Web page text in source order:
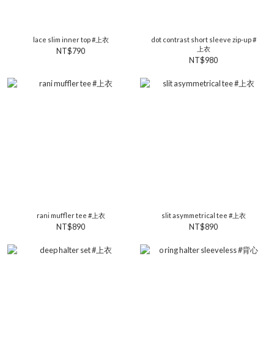
lace slim inner top #上衣
NT$790
dot contrast short sleeve zip-up #
上衣
NT$980
rani muffler tee #上衣
NT$890
slit asymmetrical tee #上衣
NT$890